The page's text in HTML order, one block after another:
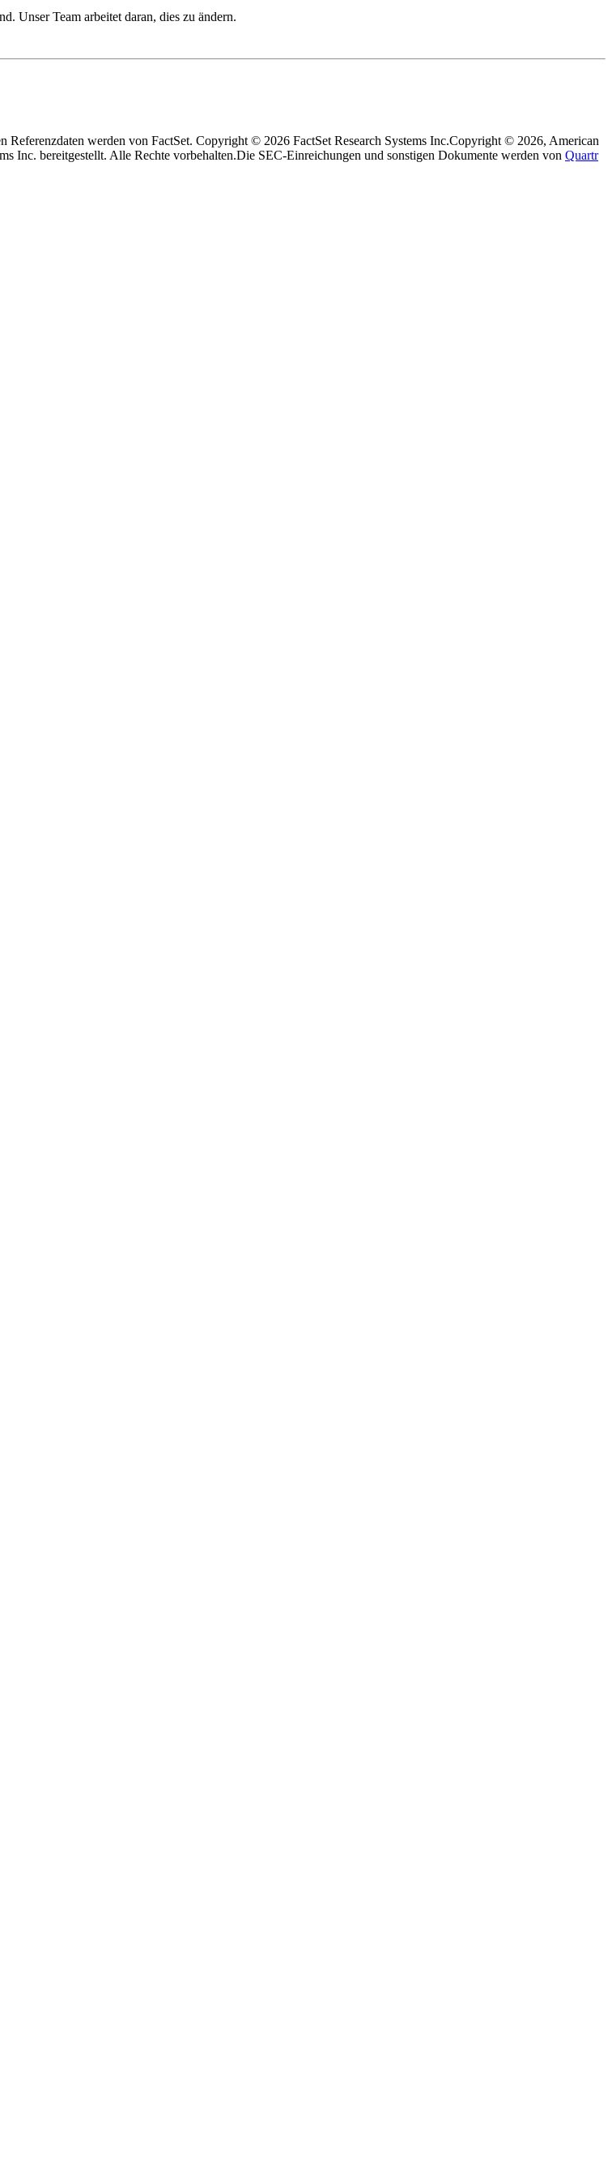
Unser Team arbeitet daran, dies zu ändern.
Referenzdaten werden von FactSet. Copyright © 2026 FactSet Research Systems Inc.Copyright © 2026, American
Inc. bereitgestellt. Alle Rechte vorbehalten.Die SEC-Einreichungen und sonstigen Dokumente werden von Quartr